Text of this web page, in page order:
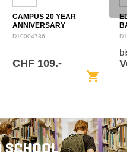
CAMPUS 20 YEAR
ANNIVERSARY
BACKPACK 28L
D10004736
CHF 109.-
shopping_cart
bis